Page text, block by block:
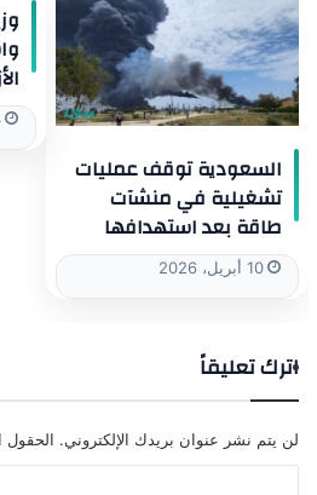
السعودية توقف عمليات
تشغيلية في منشآت
طاقة بعد استهدافها
10 أبريل، 2026
اترك تعليقاً
لن يتم نشر عنوان بريدك الإلكتروني. الحقول